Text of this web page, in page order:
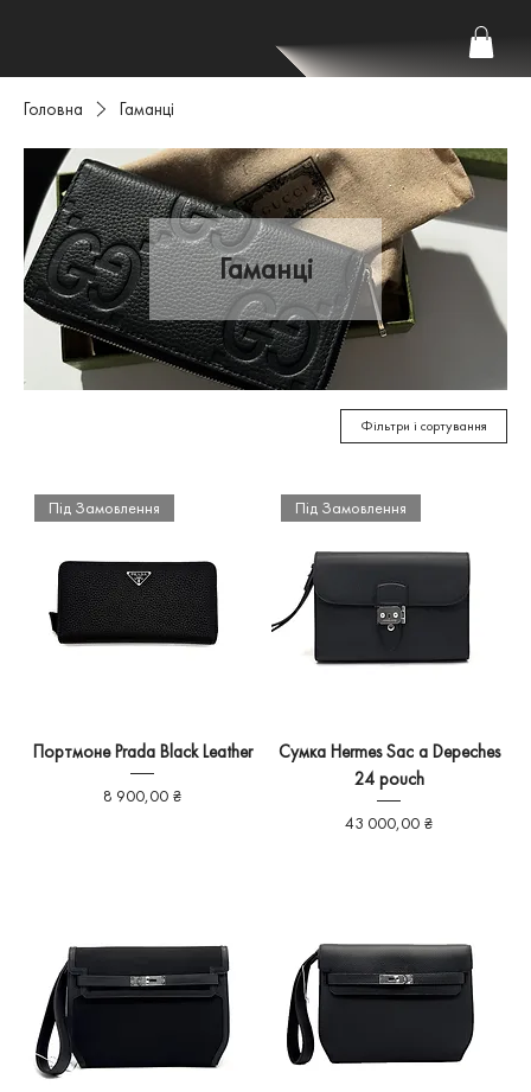
Головна Гаманці
Гаманці
Фільтри і сортування
Під Замовлення
Портмоне Prada Black Leather
Ціна
8 900,00 ₴
Під Замовлення
Сумка Hermes Sac a Depeches
24 pouch
Ціна
43 000,00 ₴